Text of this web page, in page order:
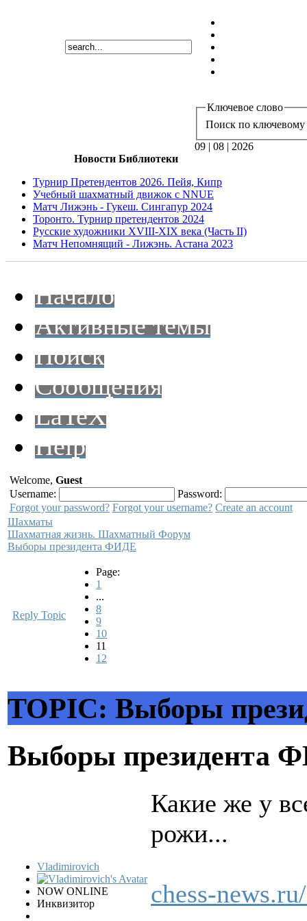
Ключевое слово
Поиск по ключевому
09 | 08 | 2026
Новости Библиотеки
Турнир Претендентов 2026. Пейя, Кипр
Учебный шахматный движок с NNUE
Матч Лижэнь - Гукеш. Сингапур 2024
Торонто. Турнир претендентов 2024
Русские художники XVIII-XIX века (Часть II)
Матч Непомнящий - Лижэнь. Астана 2023
Начало
Активные темы
Поиск
Сообщения
LaTeX
Help
Welcome, Guest
Username:
Password:
Forgot your password? Forgot your username? Create an account
Шахматы
Шахматная жизнь. Шахматный Форум
Выборы президента ФИДЕ
Reply Topic
Page:
1
...
8
9
10
11
12
TOPIC: Выборы
Выборы президента
Vladimirovich
NOW ONLINE
Инквизитор
Какие же у
рожи...
chess-